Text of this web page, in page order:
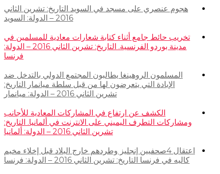
هجوم عنصري على مسجد في السويد التاريخ: تشرين الثاني
2016 – الدولة: السويد
تخريب حائط جامع أثناء كتابة شعارات معادية للمسلمين في
مدينة بوردو الفرنسية. التاريخ: تشرين الثاني 2016 – الدولة:
فرنسا
المسلمون الروهينغا يطالبون المجتمع الدولي بالتدخل ضد
الإبادة التي يتعرضون لها من قبل سلطة ميانمار التاريخ:
تشرين الثاني 2016 – الدولة: ميانمار
الكشف عن ارتفاع في المشاركات المعادية للأجانب
ومشاركات التطرف اليميني على الانترنت في ألمانيا. التاريخ:
تشرين الثاني 2016 – الدولة: ألمانيا
اعتقال 4صحفيين إنجليز وطردهم خارج البلاد قبل إخلاء مخيم
كاليه في فرنسا التاريخ: تشرين الثاني 2016 – الدولة: فرنسا